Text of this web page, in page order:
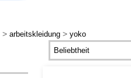
> arbeitskleidung > yoko